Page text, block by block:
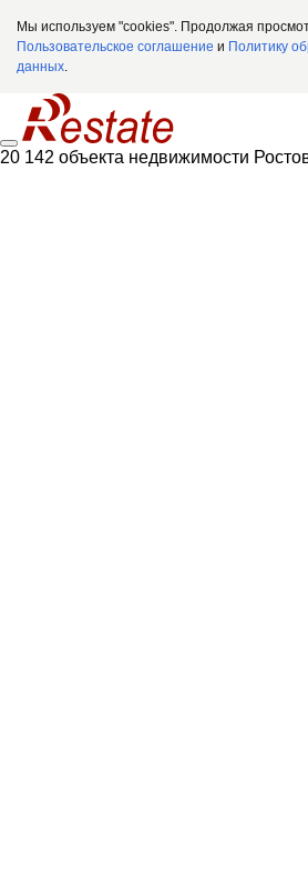
Мы используем "cookies". Продолжая
Пользовательское соглашение и Политику
данных.
20 142 объекта недвижимости